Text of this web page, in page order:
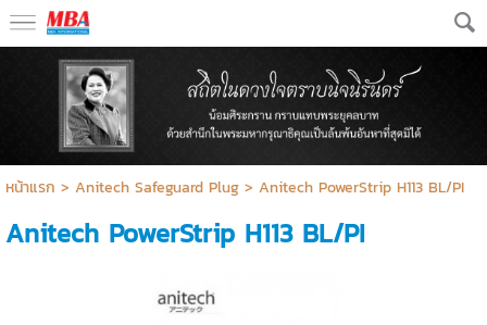
หน้าแรก > Anitech Safeguard Plug> Anitech PowerStrip H113 BL/PI
Anitech PowerStrip H113 BL/PI